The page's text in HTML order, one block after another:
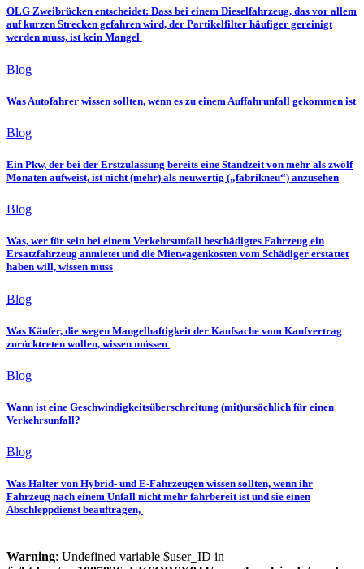
OLG Zweibrücken entscheidet: Dass bei einem Dieselfahrzeug, das vor allem
auf kurzen Strecken gefahren wird, der Partikelfilter häufiger gereinigt
werden muss, ist kein Mangel
Blog
Was Autofahrer wissen sollten, wenn es zu einem Auffahrunfall gekommen ist
Blog
Ein Pkw, der bei der Erstzulassung bereits eine Standzeit von mehr als zwölf
Monaten aufweist, ist nicht (mehr) als neuwertig („fabrikneu“) anzusehen
Blog
Was, wer für sein bei einem Verkehrsunfall beschädigtes Fahrzeug ein
Ersatzfahrzeug anmietet und die Mietwagenkosten vom Schädiger erstattet
haben will, wissen muss
Blog
Was Käufer, die wegen Mangelhaftigkeit der Kaufsache vom Kaufvertrag
zurücktreten wollen, wissen müssen
Blog
Wann ist eine Geschwindigkeitsüberschreitung (mit)ursächlich für einen
Verkehrsunfall?
Blog
Was Halter von Hybrid- und E-Fahrzeugen wissen sollten, wenn ihr
Fahrzeug nach einem Unfall nicht mehr fahrbereit ist und sie einen
Abschleppdienst beauftragen,
Warning: Undefined variable $user_ID in